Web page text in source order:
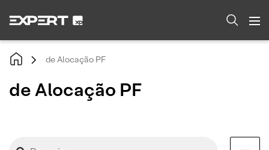
de Alocação PF
de Alocação PF